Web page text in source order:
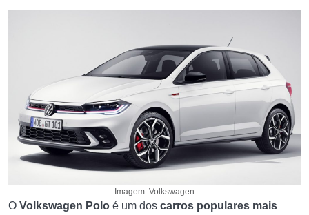
Imagem: Volkswagen
O Volkswagen Polo é um dos carros populares mais